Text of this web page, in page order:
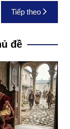
Tiếp theo
đề